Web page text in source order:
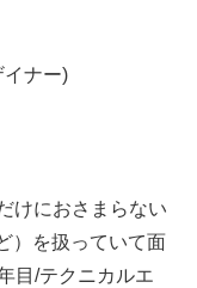
イナー)
けにおさまらない
）を扱っていて面
目/テクニカルエ